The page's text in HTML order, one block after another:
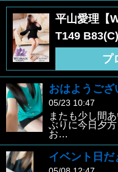
平山愛理【
T149
プ
おはようござ
05/23 10:47
またも少し間
ぶりに今日夕
お…
イベント日だ